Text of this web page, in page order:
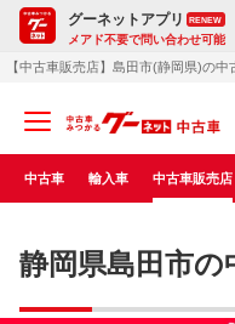
グーネットアプリ RENEW
メアド不要で問い合わせ可能
【中古車販売店】島田市(静岡県)の中
中古車 輸入車 中古車販売店
静岡県島田市の